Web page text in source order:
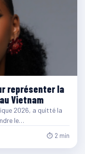
représenter la
Vietnam
2026, a quitté la
le…
⏱ 2 min